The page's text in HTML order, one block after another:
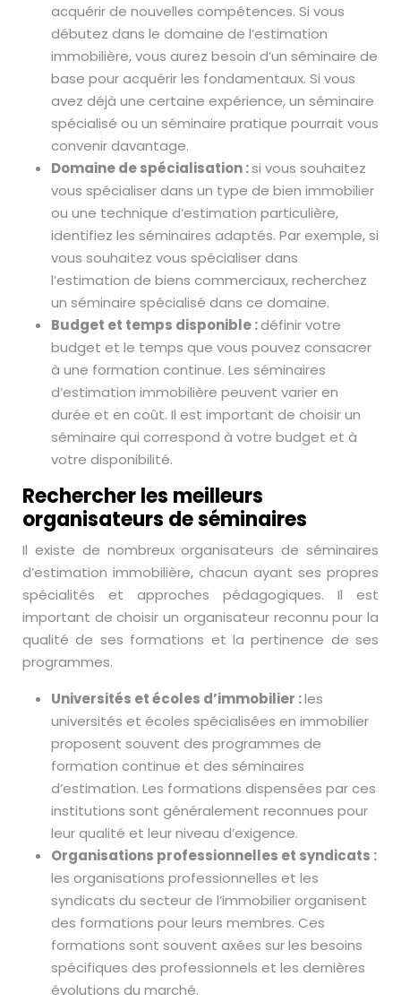
acquérir de nouvelles compétences. Si vous
débutez dans le domaine de l’estimation
immobilière, vous aurez besoin d’un séminaire de
base pour acquérir les fondamentaux. Si vous
avez déjà une certaine expérience, un séminaire
spécialisé ou un séminaire pratique pourrait vous
convenir davantage.
Domaine de spécialisation :si vous souhaitez
vous spécialiser dans un type de bien immobilier
ou une technique d’estimation particulière,
identifiez les séminaires adaptés. Par exemple, si
vous souhaitez vous spécialiser dans
l’estimation de biens commerciaux, recherchez
un séminaire spécialisé dans ce domaine.
Budget et temps disponible :définir votre
budget et le temps que vous pouvez consacrer
à une formation continue. Les séminaires
d’estimation immobilière peuvent varier en
durée et en coût. Il est important de choisir un
séminaire qui correspond à votre budget et à
votre disponibilité.
Rechercher les meilleurs
organisateurs de séminaires
Il existe de nombreux organisateurs de séminaires
d’estimation immobilière, chacun ayant ses propres
spécialités et approches pédagogiques. Il est
important de choisir un organisateur reconnu pour la
qualité de ses formations et la pertinence de ses
programmes.
Universités et écoles d’immobilier :les
universités et écoles spécialisées en immobilier
proposent souvent des programmes de
formation continue et des séminaires
d’estimation. Les formations dispensées par ces
institutions sont généralement reconnues pour
leur qualité et leur niveau d’exigence.
Organisations professionnelles et syndicats :
les organisations professionnelles et les
syndicats du secteur de l’immobilier organisent
des formations pour leurs membres. Ces
formations sont souvent axées sur les besoins
spécifiques des professionnels et les dernières
évolutions du marché.